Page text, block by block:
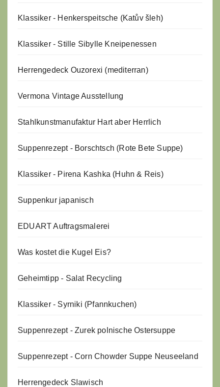
Klassiker - Henkerspeitsche (Katův šleh)
Klassiker - Stille Sibylle Kneipenessen
Herrengedeck Ouzorexi (mediterran)
Vermona Vintage Ausstellung
Stahlkunstmanufaktur Hart aber Herrlich
Suppenrezept - Borschtsch (Rote Bete Suppe)
Klassiker - Pirena Kashka (Huhn & Reis)
Suppenkur japanisch
EDUART Auftragsmalerei
Was kostet die Kugel Eis?
Geheimtipp - Salat Recycling
Klassiker - Syrniki (Pfannkuchen)
Suppenrezept - Zurek polnische Ostersuppe
Suppenrezept - Corn Chowder Suppe Neuseeland
Herrengedeck Slawisch